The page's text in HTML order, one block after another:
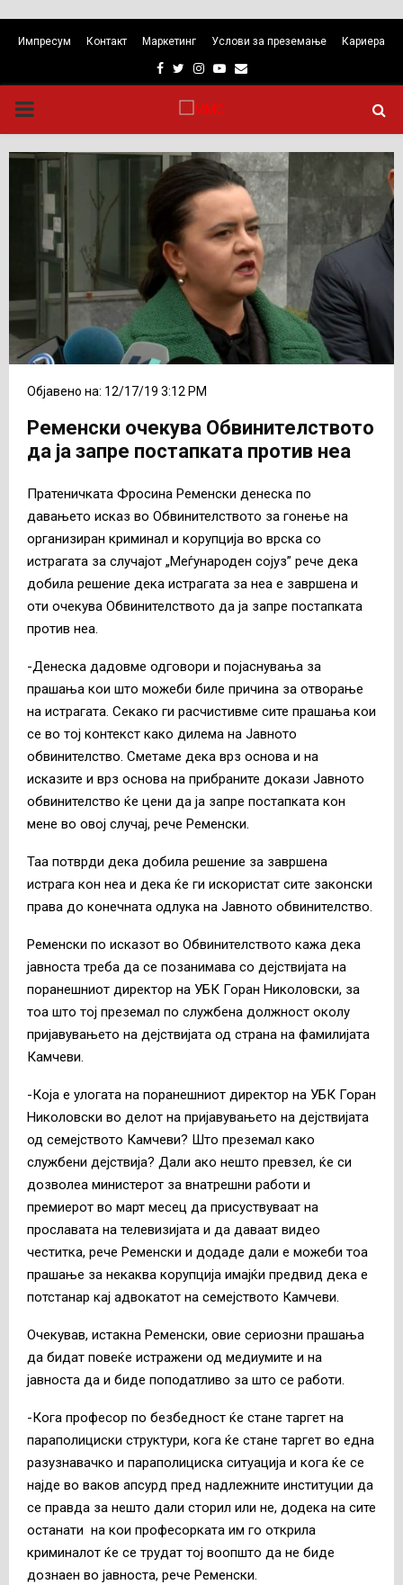
Импресум Контакт Маркетинг Услови за преземање Кариера
Facebook
TwitterInstagram
Youtube
Email
PRIMARY
MENU
Објавено на: 12/17/19 3:12 PM
Ременски очекува Обвинителството
да ја запре постапката против неа
Пратеничката Фросина Ременски денеска по
давањето исказ во Обвинителството за гонење на
организиран криминал и корупција во врска со
истрагата за случајот „Меѓународен сојуз” рече дека
добила решение дека истрагата за неа е завршена и
оти очекува Обвинителството да ја запре постапката
против неа.
-Денеска дадовме одговори и појаснувања за
прашања кои што можеби биле причина за отворање
на истрагата. Секако ги расчистивме сите прашања кои
се во тој контекст како дилема на Јавното
обвинителство. Сметаме дека врз основа и на
исказите и врз основа на прибраните докази Јавното
обвинителство ќе цени да ја запре постапката кон
мене во овој случај, рече Ременски.
Таа потврди дека добила решение за завршена
истрага кон неа и дека ќе ги искористат сите законски
права до конечната одлука на Јавното обвинителство.
Ременски по исказот во Обвинителството кажа дека
јавноста треба да се позанимава со дејствијата на
поранешниот директор на УБК Горан Николовски, за
тоа што тој преземал по службена должност околу
пријавувањето на дејствијата од страна на фамилијата
Камчеви.
-Која е улогата на поранешниот директор на УБК Горан
Николовски во делот на пријавувањето на дејствијата
од семејството Камчеви? Што преземал како
службени дејствија? Дали ако нешто превзел, ќе си
дозволеа министерот за внатрешни работи и
премиерот во март месец да присуствуваат на
прославата на телевизијата и да даваат видео
честитка, рече Ременски и додаде дали е можеби тоа
прашање за некаква корупција имајќи предвид дека е
потстанар кај адвокатот на семејството Камчеви.
Очекував, истакна Ременски, овие сериозни прашања
да бидат повеќе истражени од медиумите и на
јавноста да и биде поподатливо за што се работи.
-Кога професор по безбедност ќе стане таргет на
параполициски структури, кога ќе стане таргет во една
разузнавачко и параполициска ситуација и кога ќе се
најде во ваков апсурд пред надлежните институции да
се правда за нешто дали сторил или не, додека на сите
останати на кои професорката им го открила
криминалот ќе се трудат тој воопшто да не биде
дознаен во јавноста, рече Ременски.